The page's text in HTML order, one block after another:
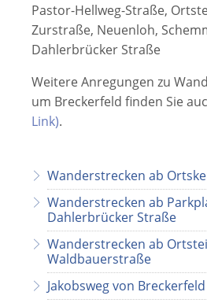
Pastor-Hellweg-Straße,
Zurstraße, Neuenloh,
Dahlerbrücker Straße
Weitere Anregungen zu
um Breckerfeld finden Sie
Link).
Wanderstrecken ab
Wanderstrecken ab
Dahlerbrücker Straße
Wanderstrecken ab
Waldbauerstraße
Jakobsweg von